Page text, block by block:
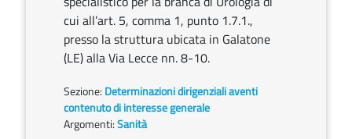
cui all’art. 5, comma 1, punto 1.7.1.,
presso la struttura ubicata in Galatone
(LE) alla Via Lecce nn. 8-10.
Sezione: Determinazioni dirigenziali aventi
contenuto di interesse generale
Argomenti:Sanità